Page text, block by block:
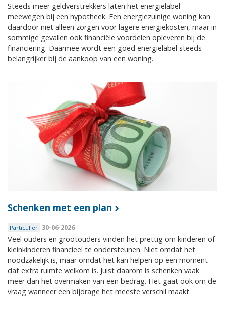
Steeds meer geldverstrekkers laten het energielabel
meewegen bij een hypotheek. Een energiezuinige woning kan
daardoor niet alleen zorgen voor lagere energiekosten, maar in
sommige gevallen ook financiële voordelen opleveren bij de
financiering. Daarmee wordt een goed energielabel steeds
belangrijker bij de aankoop van een woning.
Schenken met een plan
Particulier 30-06-2026
Veel ouders en grootouders vinden het prettig om kinderen of
kleinkinderen financieel te ondersteunen. Niet omdat het
noodzakelijk is, maar omdat het kan helpen op een moment
dat extra ruimte welkom is. Juist daarom is schenken vaak
meer dan het overmaken van een bedrag. Het gaat ook om de
vraag wanneer een bijdrage het meeste verschil maakt.